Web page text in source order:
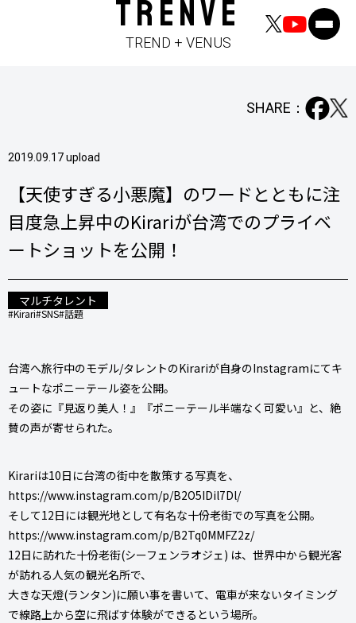
TRENVE
TREND + VENUS
2019.09.17 upload
SHARE：
【天使すぎる小悪魔】のワードとともに注
目度急上昇中のKirariが台湾でのプライベ
ートショットを公開！
マルチタレント
#Kirari#SNS#話題
台湾へ旅行中のモデル/タレントのKirariが自身のInstagramにてキ
ュートなポニーテール姿を公開。
その姿に『見返り美人！』『ポニーテール半端なく可愛い』と、絶
賛の声が寄せられた。
Kirariは10日に台湾の街中を散策する写真を、
https://www.instagram.com/p/B2O5IDil7Dl/
そして12日には観光地として有名な十份老街での写真を公開。
https://www.instagram.com/p/B2Tq0MMFZ2z/
12日に訪れた十份老街(シーフェンラオジェ) は、世界中から観光客
が訪れる人気の観光名所で、
大きな天燈(ランタン)に願い事を書いて、電車が来ないタイミング
で線路上から空に飛ばす体験ができるという場所。